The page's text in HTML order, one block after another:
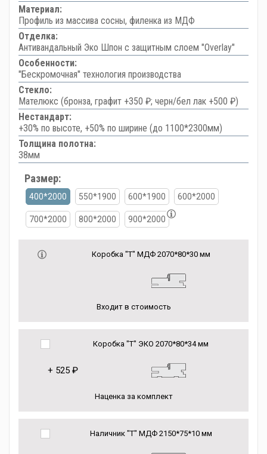
Материал:
Профиль из массива сосны, филенка из МДФ
Отделка:
Антивандальный Эко Шпон с защитным слоем "Overlay"
Особенности:
"Бескромочная" технология производства
Стекло:
Мателюкс (бронза, графит +350 ₽; черн/бел лак +500 ₽)
Нестандарт:
+30% по высоте, +50% по ширине (до 1100*2300мм)
Толщина полотна:
38мм
Размер:
400*2000 550*1900 600*1900 600*2000
700*2000 800*2000 900*2000
Коробка "Т" МДФ 2070*80*30 мм
Входит в стоимость
Коробка "Т" ЭКО 2070*80*34 мм
+ 525 ₽
Наценка за комплект
Наличник "Т" МДФ 2150*75*10 мм